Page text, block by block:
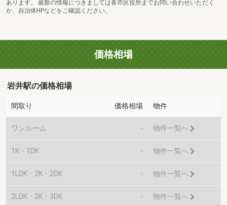
あります。 最新の情報につきましては各市区役所までお問い合わせいただく
か、自治体HPなどをご確認ください。
価格相場
岩井駅の価格相場
間取り 価格相場 物件
ワンルーム - 物件一覧へ
1K・1DK - 物件一覧へ
1LDK・2K・2DK - 物件一覧へ
2LDK・3K・3DK - 物件一覧へ